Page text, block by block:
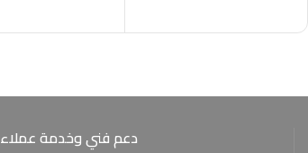
دعم فني وخدمة عملاء